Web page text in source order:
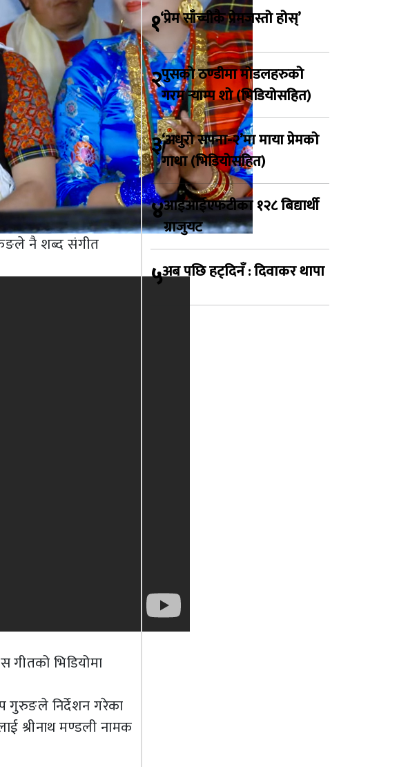
नै शब्द संगीत
भिडियोमा
गुरुङले निर्देशन गरेका
श्रीनाथ मण्डली नामक
१‘प्रेम साँच्चीकै प्रेमजस्तो होस्’
२पुसको ठण्डीमा मोडलहरुको
गरम र्‍याम्प शो (भिडियोसहित)
३‘अधुरो सपना-२’मा माया प्रेमको
गाथा (भिडियोसहित)
४आईआईएफटीका १२८ बिद्यार्थी
ग्राजुयट
५अब पछि हट्दिनँ : दिवाकर थापा